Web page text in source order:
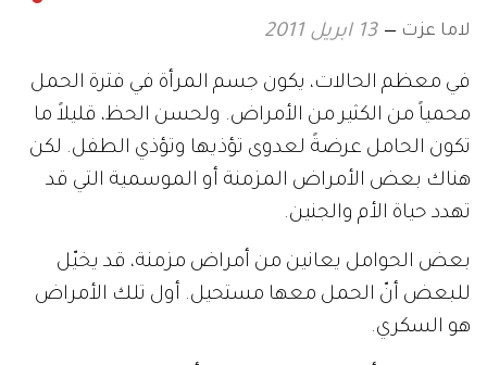
لاما عزت 13 ابريل 2011
في معظم الحالات، يكون جسم المرأة في فترة الحمل
محمياً من الكثير من الأمراض. ولحسن الحظ، قليلاً ما
تكون الحامل عرضةً لعدوى تؤذيها وتؤذي الطفل. لكن
هناك بعض الأمراض المزمنة أو الموسمية التي قد
تهدد حياة الأم والجنين.
بعض الحوامل يعانين من أمراض مزمنة، قد يخيّل
للبعض أنّ الحمل معها مستحيل. أول تلك الأمراض
هو السكري.